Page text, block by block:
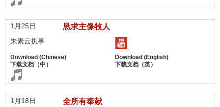
1月25日 恳求主像牧人
朱素云执事
1月18日 全所有奉献